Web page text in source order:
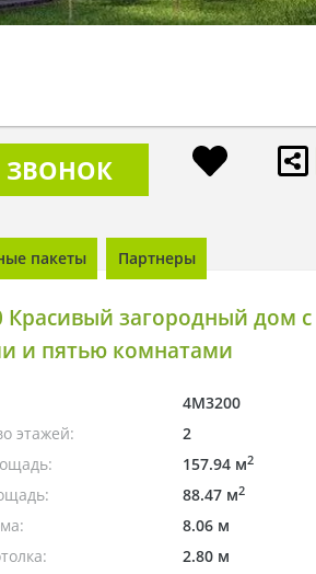
ЗВОНОК
пакеты Партнеры
Красивый загородный дом
и пятью комнатами
4M3200
этажей:
2
157.94 м2
88.47 м2
8.06 м
2.80 м